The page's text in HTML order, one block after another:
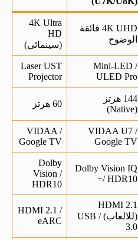
4K UHD فائقة
الوضوح
4K Ultra
HD
(سينمائي)
Mini-LED /
ULED Pro
Laser UST
Projector
144 هرتز
(Native)
60 هرتز
VIDAA U7 /
Google TV
VIDAA /
Google TV
Dolby Vision IQ
/ HDR10+
Dolby
Vision /
HDR10
HDMI 2.1
(للالعاب) / USB
3.0
HDMI 2.1 /
eARC